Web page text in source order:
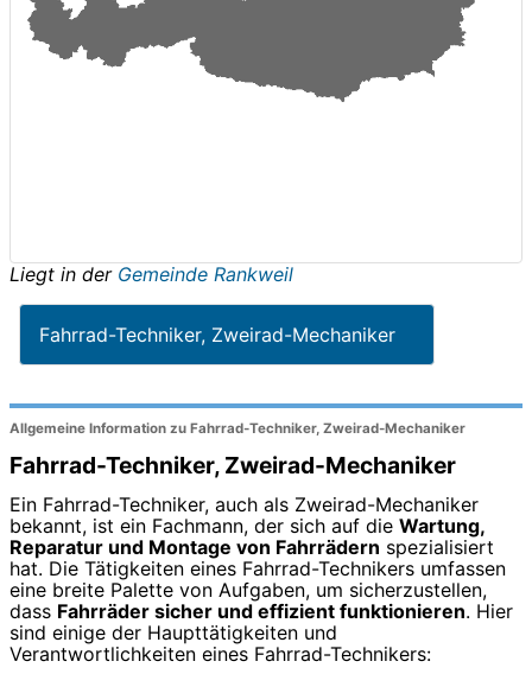
Liegt in der Gemeinde Rankweil
Fahrrad-Techniker, Zweirad-Mechaniker
Allgemeine Information zu Fahrrad-Techniker, Zweirad-Mechaniker
Fahrrad-Techniker, Zweirad-Mechaniker
Ein Fahrrad-Techniker, auch als Zweirad-Mechaniker
bekannt, ist ein Fachmann, der sich auf die Wartung,
Reparatur und Montage von Fahrrädern spezialisiert
hat. Die Tätigkeiten eines Fahrrad-Technikers umfassen
eine breite Palette von Aufgaben, um sicherzustellen,
dass Fahrräder sicher und effizient funktionieren. Hier
sind einige der Haupttätigkeiten und
Verantwortlichkeiten eines Fahrrad-Technikers: